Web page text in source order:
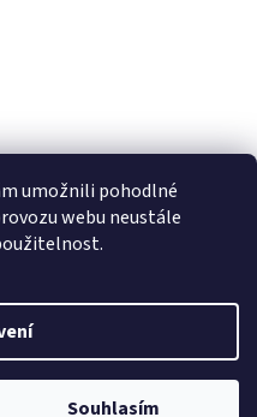
umožnili pohodlné
webu neustále
Souhlasím